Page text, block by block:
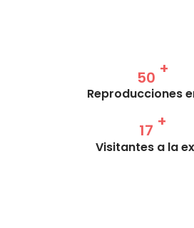
54 +
Reproducciones
18 +
Visitantes a la